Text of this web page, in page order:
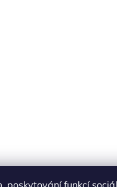
poskytování funkcí